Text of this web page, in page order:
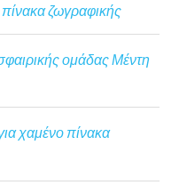
ζωγραφικής
ομάδας Μέντη
χαμένο πίνακα